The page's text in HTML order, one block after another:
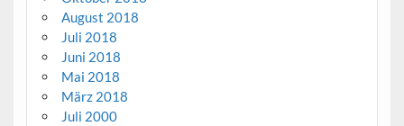
August 2018
Juli 2018
Juni 2018
Mai 2018
März 2018
Juli 2000